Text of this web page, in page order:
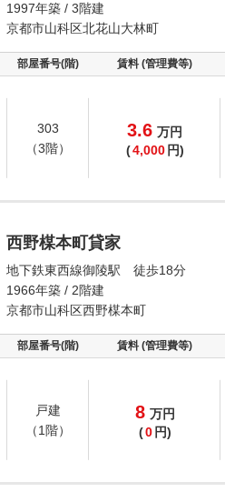
1997年築 / 3階建
京都市山科区北花山大林町
部屋番号(階) 賃料 (管理費等)
303
（3階）
3.6 万円
(4,000 円)
西野楳本町貸家
地下鉄東西線御陵駅 徒歩18分
1966年築 / 2階建
京都市山科区西野楳本町
部屋番号(階) 賃料 (管理費等)
戸建
（1階）
8 万円
(0 円)